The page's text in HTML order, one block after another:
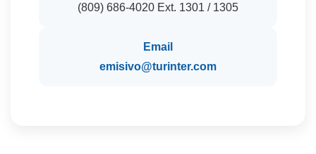
(809) 686-4020 Ext. 1301 / 1305
Email
emisivo@turinter.com